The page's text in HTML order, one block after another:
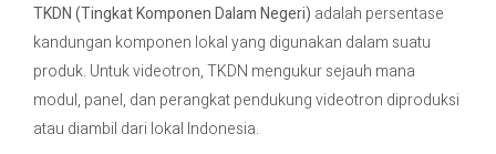
TKDN (Tingkat Komponen Dalam Negeri) adalah persentase
kandungan komponen lokal yang digunakan dalam suatu
produk. Untuk videotron, TKDN mengukur sejauh mana
modul, panel, dan perangkat pendukung videotron diproduksi
atau diambil dari lokal Indonesia.